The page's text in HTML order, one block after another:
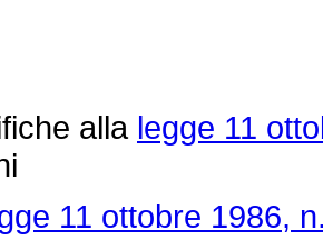
alla legge 11
11 ottobre 1986,